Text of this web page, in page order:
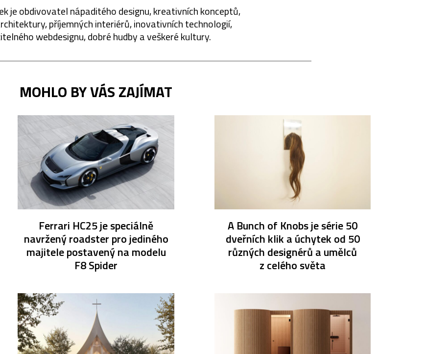
je obdivovatel nápaditého designu, kreativních konceptů,
příjemných interiérů, inovativních technologií,
webdesignu, dobré hudby a veškeré kultury.
MOHLO BY VÁS ZAJÍMAT
Ferrari HC25 je speciálně
navržený roadster pro jediného
majitele postavený na modelu
F8 Spider
A Bunch of Knobs je série 50
dveřních klik a úchytek od 50
různých designérů a umělců
z celého světa